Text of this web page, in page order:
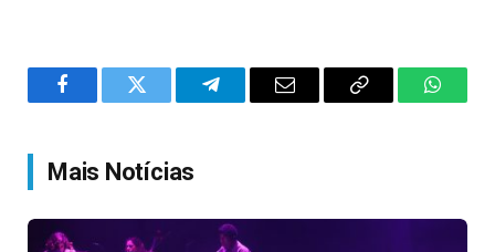
FacebookTwitter TelegramEmail
Copy
Mais Notícias